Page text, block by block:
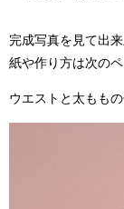
完成写真を見て出
紙や作り方は次のペ
ウエストと太もも